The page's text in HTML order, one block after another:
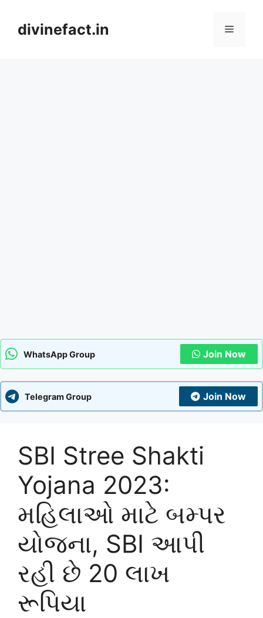
contentdivinefact.in Menu
WhatsApp Group Join Now
Telegram Group Join Now
SBI Stree Shakti
Yojana 2023:
મહિલાઓ માટે બમ્પર
યોજના, SBI આપી
રહી છે 20 લાખ
રૂપિયા